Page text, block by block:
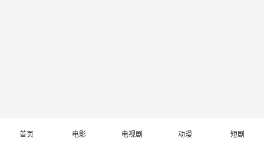
首页 电影 电视剧 动漫 短剧